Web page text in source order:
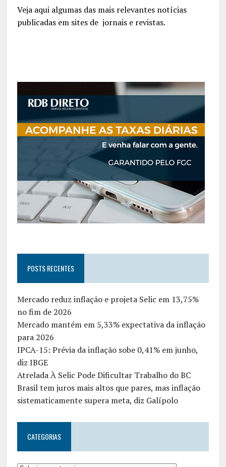
Veja aqui algumas das mais relevantes notícias
publicadas em sites de jornais e revistas.
POSTS RECENTES
Mercado reduz inflação e projeta Selic em 13,75%
no fim de 2026
Mercado mantém em 5,33% expectativa da inflação
para 2026
IPCA-15: Prévia da inflação sobe 0,41% em junho,
diz IBGE
Atrelada À Selic Pode Dificultar Trabalho do BC
Brasil tem juros mais altos que pares, mas inflação
sistematicamente supera meta, diz Galípolo
CATEGORIAS